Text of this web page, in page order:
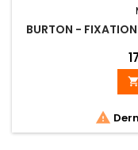
BURTON -

